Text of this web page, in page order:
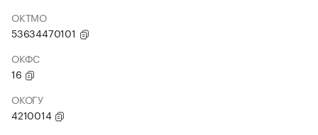
ОКТМО
53634470101
ОКФС
16
ОКОГУ
4210014